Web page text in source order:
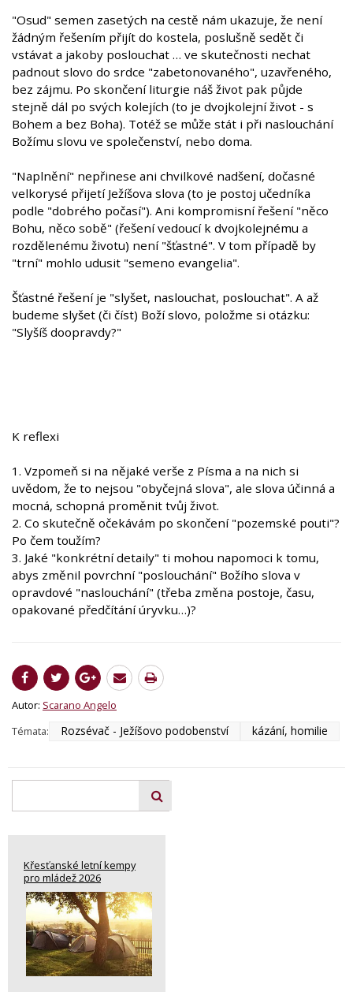
"Osud" semen zasetých na cestě nám ukazuje, že není
žádným řešením přijít do kostela, poslušně sedět či
vstávat a jakoby poslouchat … ve skutečnosti nechat
padnout slovo do srdce "zabetonovaného", uzavřeného,
bez zájmu. Po skončení liturgie náš život pak půjde
stejně dál po svých kolejích (to je dvojkolejní život - s
Bohem a bez Boha). Totéž se může stát i při naslouchání
Božímu slovu ve společenství, nebo doma.
"Naplnění" nepřinese ani chvilkové nadšení, dočasné
velkorysé přijetí Ježíšova slova (to je postoj učedníka
podle "dobrého počasí"). Ani kompromisní řešení "něco
Bohu, něco sobě" (řešení vedoucí k dvojkolejnému a
rozdělenému životu) není "šťastné". V tom případě by
"trní" mohlo udusit "semeno evangelia".
Šťastné řešení je "slyšet, naslouchat, poslouchat". A až
budeme slyšet (či číst) Boží slovo, položme si otázku:
"Slyšíš doopravdy?"
K reflexi
1. Vzpomeň si na nějaké verše z Písma a na nich si
uvědom, že to nejsou "obyčejná slova", ale slova účinná a
mocná, schopná proměnit tvůj život.
2. Co skutečně očekávám po skončení "pozemské pouti"?
Po čem toužím?
3. Jaké "konkrétní detaily" ti mohou napomoci k tomu,
abys změnil povrchní "poslouchání" Božího slova v
opravdové "naslouchání" (třeba změna postoje, času,
opakované předčítání úryvku…)?
Autor: Scarano Angelo
Témata:
Rozsévač - Ježíšovo podobenství kázání, homilie
Křesťanské letní kempy
pro mládež 2026